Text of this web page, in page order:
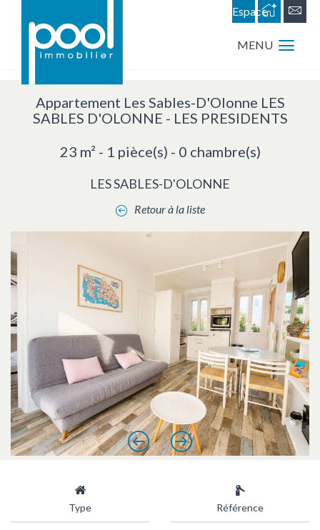
Espace
personnel
MENU
Appartement Les Sables-D'Olonne LES
SABLES D'OLONNE - LES PRESIDENTS
23 m² - 1 pièce(s) - 0 chambre(s)
LES SABLES-D'OLONNE
Retour à la liste
Précédent
Suivant
Type Référence